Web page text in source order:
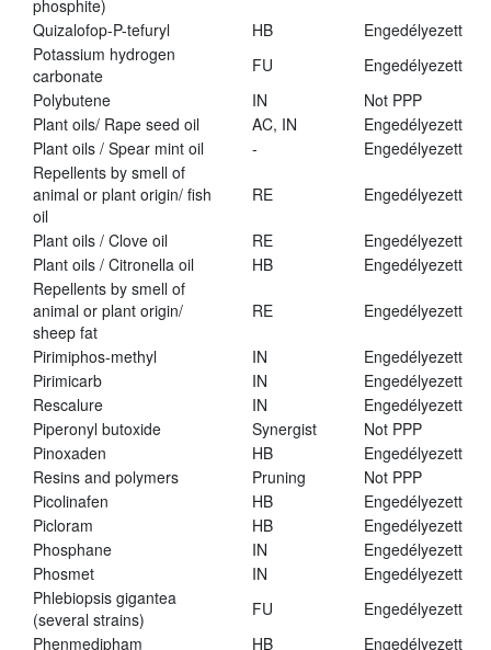
phosphite)
Quizalofop-P-tefuryl HB
Engedélyezett
Potassium hydrogen
carbonate
FU
Engedélyezett
Polybutene
IN
Not PPP
Plant oils/ Rape seed oil
AC, IN
Engedélyezett
Plant oils / Spear mint oil
-
Engedélyezett
Repellents by smell of
animal or plant origin/ fish
oil
RE Engedélyezett
Plant oils / Clove oil RE
Engedélyezett
Plant oils / Citronella oil
HB
Engedélyezett
Repellents by smell of
animal or plant origin/
sheep fat
RE Engedélyezett
Pirimiphos-methyl IN
Engedélyezett
Pirimicarb
IN
Engedélyezett
Rescalure
IN
Engedélyezett
Piperonyl butoxide
Synergist
Not PPP
Pinoxaden
HB
Engedélyezett
Resins and polymers
Pruning
Not PPP
Picolinafen
HB
Engedélyezett
Picloram
HB
Engedélyezett
Phosphane
IN
Engedélyezett
Phosmet
IN
Engedélyezett
Phlebiopsis gigantea
(several strains)
FU
Engedélyezett
Phenmedipham
HB
Engedélyezett